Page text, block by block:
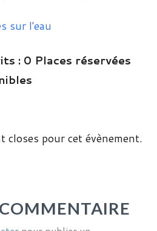
sur l'eau
: 0 Places réservées
closes pour cet évènement.